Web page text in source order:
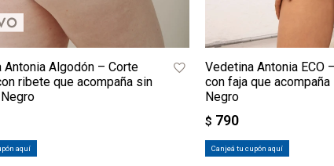
Antonia Algodón – Corte
ribete que acompaña sin
aquí
Vedetina Antonia ECO
con faja que acompaña
Negro
$ 790
Canjeá tu cupón aquí